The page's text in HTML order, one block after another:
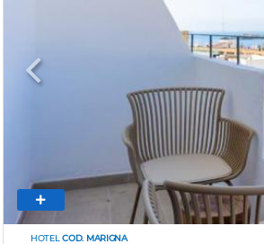
Previous
HOTELCOD. MARIGNA